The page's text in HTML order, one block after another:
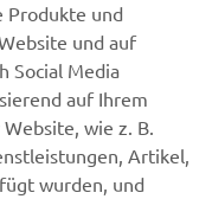
Produkte und
und auf
Social Media
auf Ihrem
wie z. B.
Artikel,
wurden, und